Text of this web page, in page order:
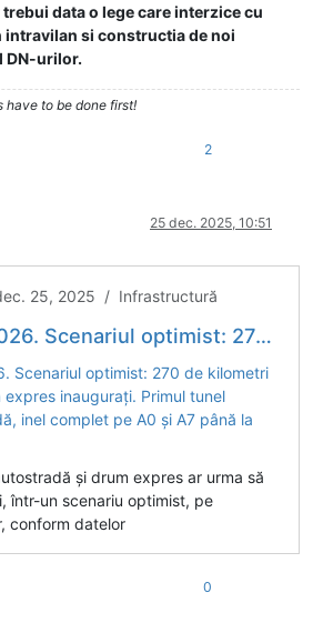
data o lege care interzice cu
intravilan si constructia de noi
DN-urilor.
have to be done first!
2
25 dec. 2025, 10:51
25, 2025 / Infrastructură
și drum expres inaugurați. Primul tunel veritabil de autostradă, inel complet pe A0 și A7 până la Pașcani
și drum expres ar urma să
într-un scenariu optimist, pe
conform datelor
0